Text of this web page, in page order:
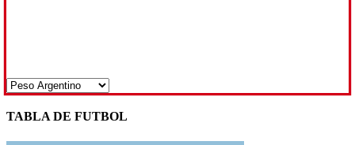
TABLA DE FUTBOL